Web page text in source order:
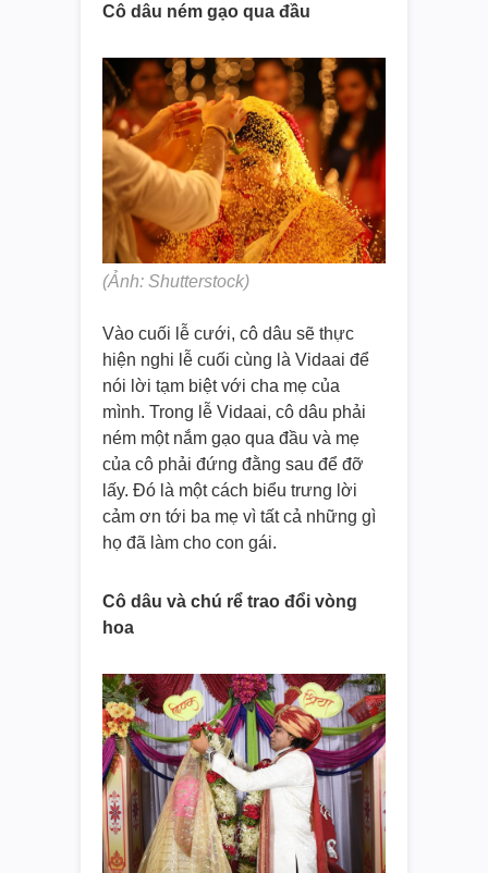
Cô dâu ném gạo qua đầu
(Ảnh: Shutterstock)
Vào cuối lễ cưới, cô dâu sẽ thực
hiện nghi lễ cuối cùng là Vidaai để
nói lời tạm biệt với cha mẹ của
mình. Trong lễ Vidaai, cô dâu phải
ném một nắm gạo qua đầu và mẹ
của cô phải đứng đằng sau để đỡ
lấy. Đó là một cách biểu trưng lời
cảm ơn tới ba mẹ vì tất cả những gì
họ đã làm cho con gái.
Cô dâu và chú rể trao đổi vòng
hoa